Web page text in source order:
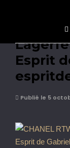
Esprit
Publié le 5